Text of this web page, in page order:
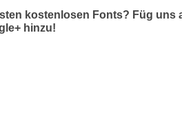
kostenlosen Fonts? Füg uns
hinzu!